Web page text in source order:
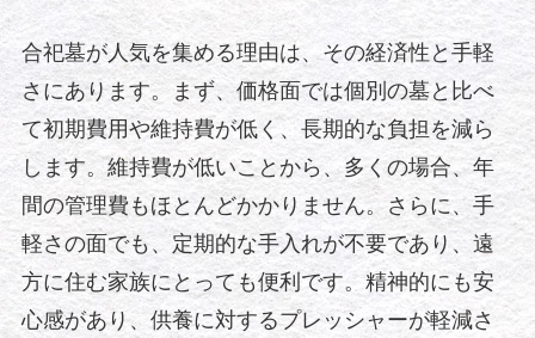
合祀墓が人気を集める理由は、その経済性と手軽
さにあります。まず、価格面では個別の墓と比べ
て初期費用や維持費が低く、長期的な負担を減ら
します。維持費が低いことから、多くの場合、年
間の管理費もほとんどかかりません。さらに、手
軽さの面でも、定期的な手入れが不要であり、遠
方に住む家族にとっても便利です。精神的にも安
心感があり、供養に対するプレッシャーが軽減さ